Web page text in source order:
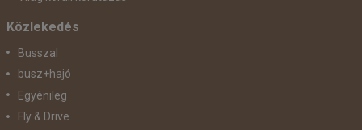
Közlekedés
Busszal
busz+hajó
Egyénileg
Fly & Drive